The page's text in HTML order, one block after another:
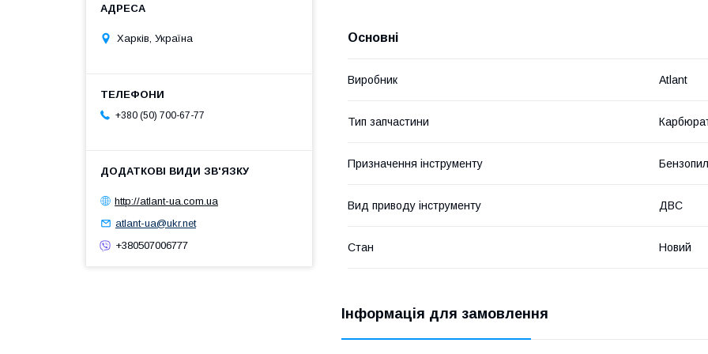
Основні
Виробник Atlant
Тип запчастини
Призначення інструменту
Вид приводу інструменту ДВС
Стан Новий
Інформація для замовлення
Харків, Україна
+380 (50) 700-67-77
http://atlant-ua.com.ua
atlant-ua@ukr.net
+380507006777